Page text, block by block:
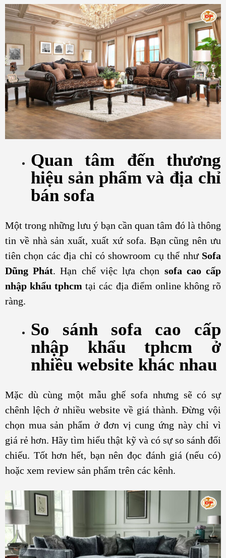
Quan tâm đến thương
hiệu sản phẩm và địa chỉ
bán sofa
Một trong những lưu ý bạn cần quan tâm đó là thông
tin về nhà sản xuất, xuất xứ sofa. Bạn cũng nên ưu
tiên chọn các địa chỉ có showroom cụ thể như Sofa
Dũng Phát. Hạn chế việc lựa chọn sofa cao cấp
nhập khẩu tphcm tại các địa điểm online không rõ
ràng.
So sánh sofa cao cấp
nhập khẩu tphcm ở
nhiều website khác nhau
Mặc dù cùng một mẫu ghế sofa nhưng sẽ có sự
chênh lệch ở nhiều website về giá thành. Đừng vội
chọn mua sản phẩm ở đơn vị cung ứng này chỉ vì
giá rẻ hơn. Hãy tìm hiểu thật kỹ và có sự so sánh đối
chiếu. Tốt hơn hết, bạn nên đọc đánh giá (nếu có)
hoặc xem review sản phẩm trên các kênh.